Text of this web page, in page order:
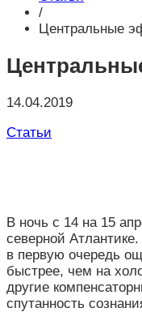
/
Центральные
14.04.2019
Статьи
В ночь с 14 на 15
северной
в первую очередь
быстрее, чем на
другие
спутанность